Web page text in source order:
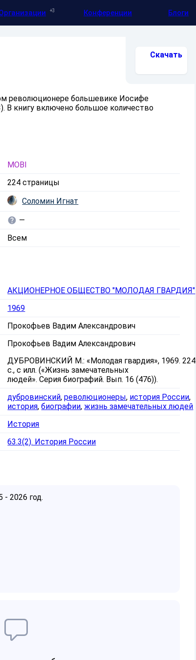
3 Конференции Блоги
Скачать
революционере большевике Иосифе
В книгу включено большое количество
MOBI
224 страницы
Соломин Игнат
—
Всем
АКЦИОНЕРНОЕ ОБЩЕСТВО "МОЛОДАЯ ГВАРДИЯ"
1969
Прокофьев Вадим Александрович
Прокофьев Вадим Александрович
ДУБРОВИНСКИЙ М.: «Молодая гвардия», 1969. 224
с., с илл. («Жизнь замечательных
людей». Серия биографий. Вып. 16 (476)).
дубровинский,революционеры, история России,
история,биографии, жизнь замечательных людей
История
63.3(2). История России
- 2026 год.